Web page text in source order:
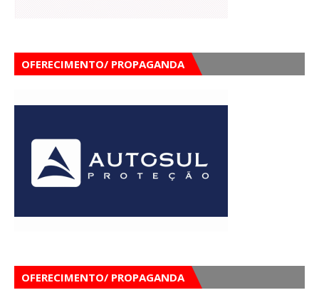
OFERECIMENTO/ PROPAGANDA
OFERECIMENTO/ PROPAGANDA